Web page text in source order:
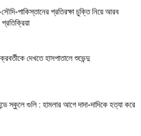
পাকিস্তানের প্রতিরক্ষা চুক্তি নিয়ে আরব
প্রতিক্রিয়া
দেখতে হাসপাতালে শুভেন্দু
স্কুলে গুলি : হামলার আগে দাদা-দাদিকে হত্যা করে